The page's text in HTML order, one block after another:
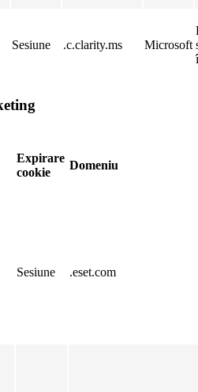
Sesiune .c.clarity.ms Microsoft
Expirare
cookie
Domeniu
Sesiune .eset.com